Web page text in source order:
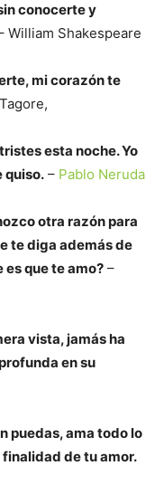
conocerte y
William Shakespeare
mi corazón te
esta noche. Yo
quiso. – Pablo Neruda
otra razón para
te diga además de
es que te amo? –
vista, jamás ha
en su
puedas, ama todo lo
finalidad de tu amor.